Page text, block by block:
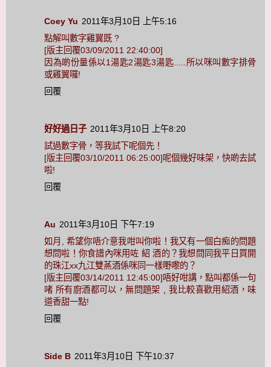
Coey Yu 2011年3月10日 上午5:16
點解叫數字雞翼既 ?
[版主回覆03/09/2011 22:40:00]
因為啲份量係以1湯匙2湯匙3湯匙.....所以咪叫數字排骨
或雞翼囉!
回覆
好好過日子 2011年3月10日 上午8:20
試過數字骨，等我試下呢個先！
[版主回覆03/10/2011 06:25:00]呢個幾好味架，快啲去試
啦!
回覆
Au 2011年3月10日 下午7:19
如月, 希望你唔介意我咁叫你啦！我又有一個白痴的問題
想問啦！你食譜內咪用咗 紹 酒的？我想問同我平日買開
的珠江xx九江雙蒸酒係咪同一樣嘢嚟的？
[版主回覆03/14/2011 12:45:00]唔好咁講，點叫都係一句
啫 所有廚酒都可以，無問題架﹐我比較喜歡用紹酒，味
道香甜一點!
回覆
Side B 2011年3月10日 下午10:37